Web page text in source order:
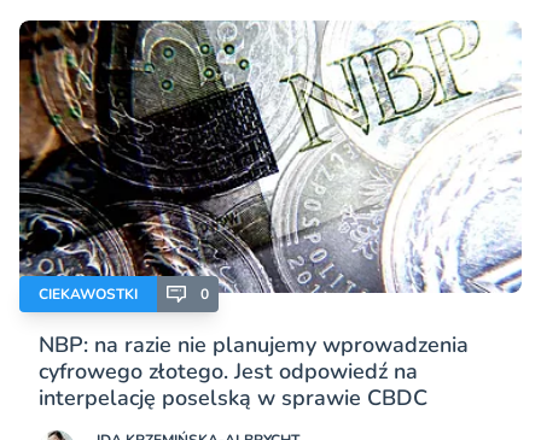
CIEKAWOSTKI 0
NBP: na razie nie planujemy wprowadzenia
cyfrowego złotego. Jest odpowiedź na
interpelację poselską w sprawie CBDC